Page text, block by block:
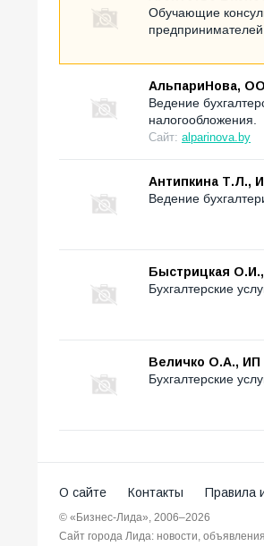
Обучающие
АльпариНова,
Ведение
налогообложения.
Сайт: alparinova.by
Антипкина Т.Л.,
Ведение
Быстрицкая
Бухгалтерские
Величко О.А., ИП
Бухгалтерские
О сайте Контакты Правила
© «Бизнес-Лида», 2006–2026
Сайт города Лида: новости,